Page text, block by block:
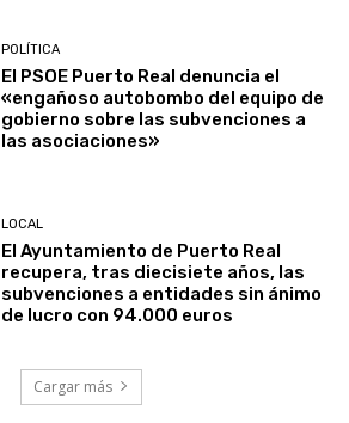
POLÍTICA
El PSOE Puerto Real denuncia el
«engañoso autobombo del equipo de
gobierno sobre las subvenciones a
las asociaciones»
LOCAL
El Ayuntamiento de Puerto Real
recupera, tras diecisiete años, las
subvenciones a entidades sin ánimo
de lucro con 94.000 euros
Cargar más